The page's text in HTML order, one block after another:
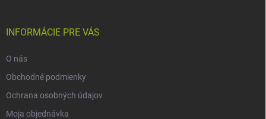
INFORMÁCIE PRE VÁS
O nás
Obchodné podmienky
Ochrana osobných údajov
Moja objednávka